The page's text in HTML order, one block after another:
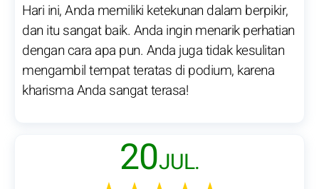
Hari ini, Anda memiliki ketekunan dalam berpikir,
dan itu sangat baik. Anda ingin menarik perhatian
dengan cara apa pun. Anda juga tidak kesulitan
mengambil tempat teratas di podium, karena
kharisma Anda sangat terasa!
20JUL.